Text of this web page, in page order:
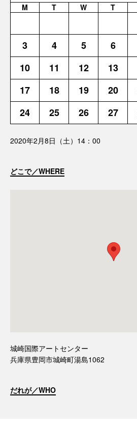
M T W T
3
4 5 6
10
11 12 13
17
18 19 20
24
25 26 27
2020年2月8日（土）14：00
どこで／WHERE
城崎国際アートセンター
兵庫県豊岡市城崎町湯島1062
だれが／WHO